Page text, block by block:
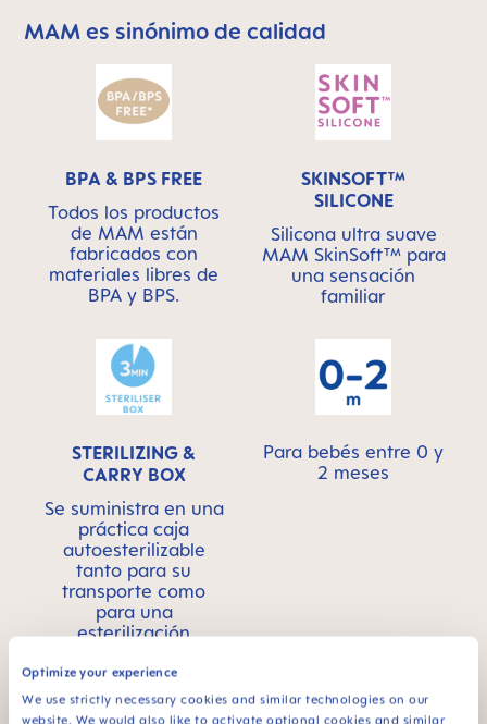
Optimize your experience
We use strictly necessary cookies and similar technologies on our
website. We would also like to activate optional cookies and similar
Skip MAM Means Quality Icon Bar
MAM es sinónimo de calidad
BPA & BPS FREE
Todos los productos
de MAM están
fabricados con
materiales libres de
BPA y BPS.
SKINSOFT™
SILICONE
Silicona ultra suave
MAM SkinSoft™ para
una sensación
familiar
STERILIZING &
CARRY BOX
Se suministra en una
práctica caja
autoesterilizable
tanto para su
transporte como
para una
esterilización
el microondas, en tan
sólo 3 minutos.
Para bebés entre 0 y
2 meses